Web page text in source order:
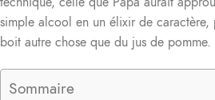
simple alcool en un élixir de caractère,
boit autre chose que du jus de pomme.
Sommaire